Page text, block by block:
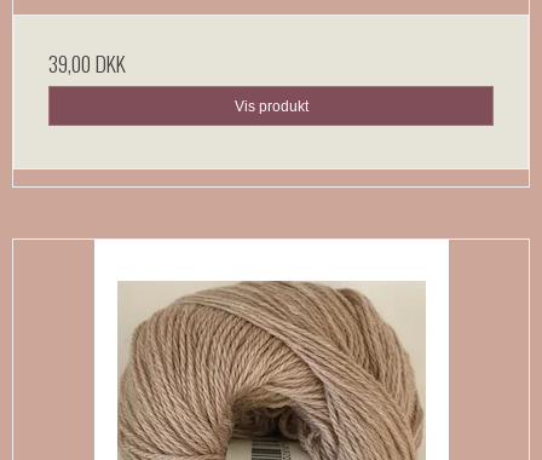
39,00 DKK
Vis produkt